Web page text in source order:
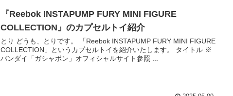
『Reebok INSTAPUMP FURY MINI FIGURE
COLLECTION』のカプセルトイ紹介
とり どうも、とりです。 「Reebok INSTAPUMP FURY MINI FIGURE
COLLECTION」というカプセルトイを紹介いたします。 タイトル ※
バンダイ「ガシャポン」オフィシャルサイト参照 ...